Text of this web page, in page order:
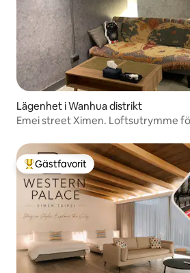
Lägenhet i Wanhua distrikt
Emei street Ximen. Loftsutrymme
Populär gästfavorit
Gästfavorit